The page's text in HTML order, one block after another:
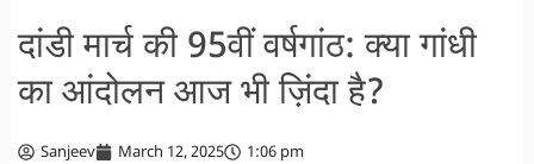
दांडी मार्च की 95वीं वर्षगांठ: क्या गांधी
का आंदोलन आज भी ज़िंदा है?
Sanjeev March 12, 2025 1:06 pm